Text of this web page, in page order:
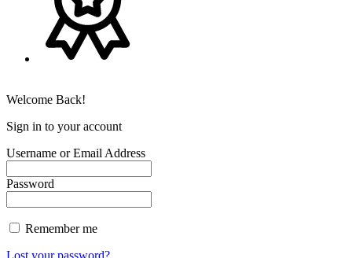
Welcome Back!
Sign in to your account
Username or Email Address
Password
Remember me
Lost your password?